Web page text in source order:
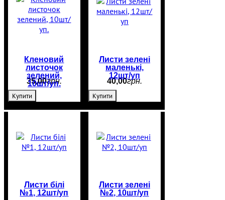
Кленовий
листочок
зелений,
10шт/уп.
35,00грн.
Купити
Листи зелені
маленькі,
12шт/уп
40,00грн.
Купити
Листи білі
№1, 12шт/уп
Листи зелені
№2, 10шт/уп